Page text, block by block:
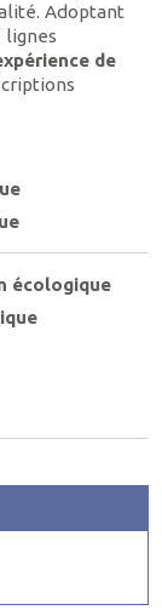
Adoptant
lignes
de
écologique